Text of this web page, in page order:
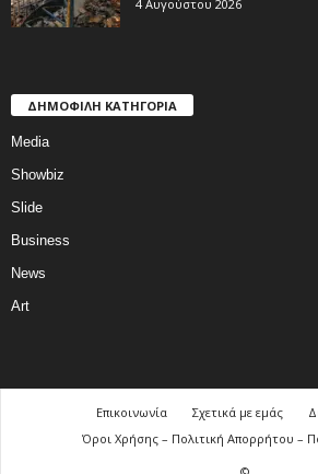
4 Αυγούστου 2026
ΔΗΜΟΦΙΛΗ ΚΑΤΗΓΟΡΙΑ
Media
Showbiz
Slide
Business
News
Art
Επικοινωνία Σχετικά με εμάς
Όροι Χρήσης – Πολιτική Απορρήτου –